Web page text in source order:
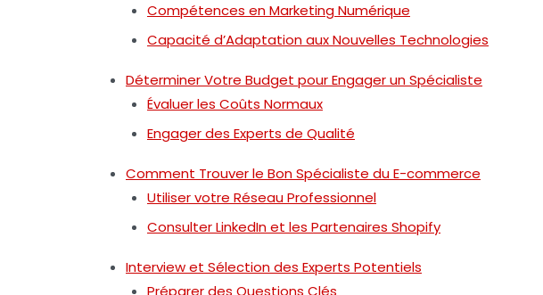
Compétences en Marketing Numérique
Capacité d’Adaptation aux Nouvelles Technologies
Déterminer Votre Budget pour Engager un Spécialiste
Évaluer les Coûts Normaux
Engager des Experts de Qualité
Comment Trouver le Bon Spécialiste du E-commerce
Utiliser votre Réseau Professionnel
Consulter LinkedIn et les Partenaires Shopify
Interview et Sélection des Experts Potentiels
Préparer des Questions Clés